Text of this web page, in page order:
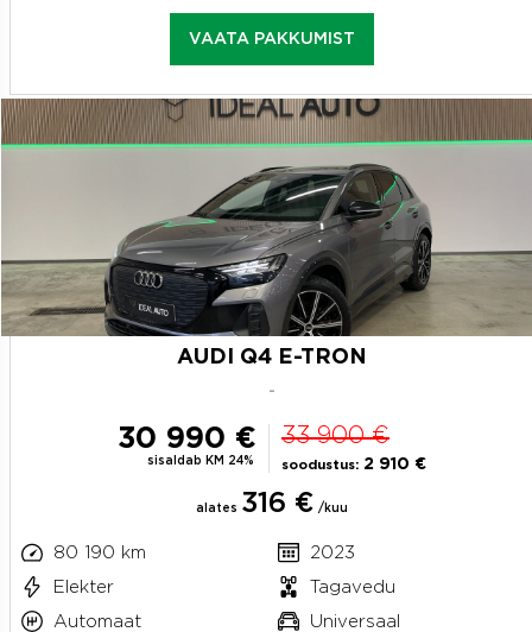
VAATA PAKKUMIST
AUDI Q4 E-TRON
-
30 990 €
sisaldab KM 24%
33 900 €
soodustus: 2 910 €
alates 316 € /kuu
80 190 km
2023
Elekter
Tagavedu
Automaat
Universaal